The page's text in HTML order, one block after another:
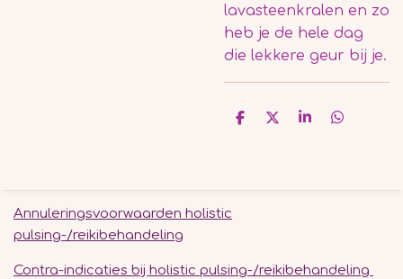
lavasteenkralen en zo
heb je de hele dag
die lekkere geur bij je.
D
D
S
D
Annuleringsvoorwaarden holistic
pulsing-/reikibehandeling
Contra-indicaties bij holistic pulsing-/reikibehandeling